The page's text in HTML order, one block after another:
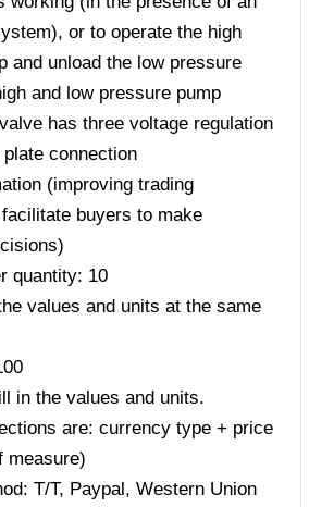
or to operate the high
and unload the low pressure
and low pressure pump
has three voltage regulation
connection
(improving trading
buyers to make
quantity: 10
values ​​and units at the same
in the values ​​and units.
are: currency type + price
measure)
T/T, Paypal, Western Union